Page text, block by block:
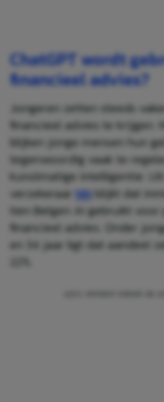
ChatGPT wordt
financieel advies?
Jongeren zetten steeds
financieel advies te krijgen.
blijken jonge mensen hun
tegenwoordig vaak te
kunstmatige intelligentie.
verzekeraarNNblijkt dat
tien Belgen AI gebruikt
financieel advies. Onder
en 34 jaar ligt dat aandeel
22%.